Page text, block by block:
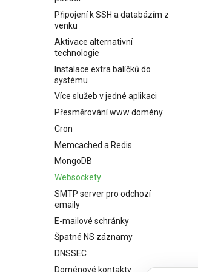
Připojení k SSH a databázím z
venku
Aktivace alternativní
technologie
Instalace extra balíčků do
systému
Více služeb v jedné aplikaci
Přesměrování www domény
Cron
Memcached a Redis
MongoDB
Websockety
SMTP server pro odchozí
emaily
E-mailové schránky
Špatné NS záznamy
DNSSEC
Doménové kontakty